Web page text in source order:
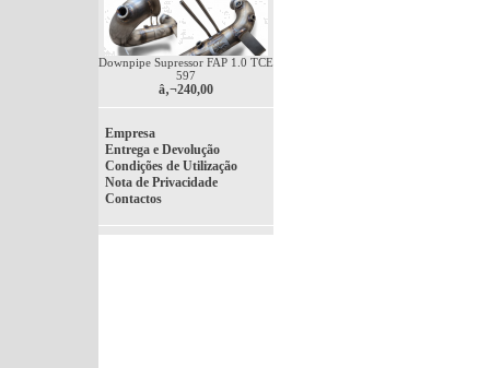
Downpipe Supressor FAP 1.0 TCE
597
â‚¬240,00
Empresa
Entrega e Devolução
Condições de Utilização
Nota de Privacidade
Contactos